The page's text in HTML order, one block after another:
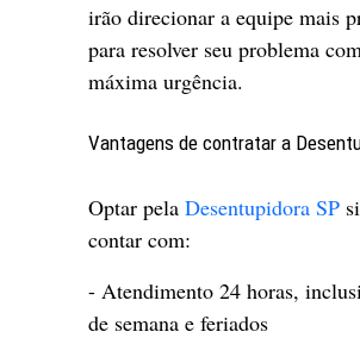
irão direcionar a equipe mais
para resolver seu problema
máxima urgência.
Vantagens de contratar a
Optar pela Desentupidora SP
contar com:
- Atendimento 24 horas,
de semana e feriados